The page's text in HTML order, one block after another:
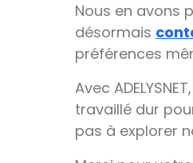
Nous en avons
désormais
préférences
Avec
travaillé dur
pas à explorer